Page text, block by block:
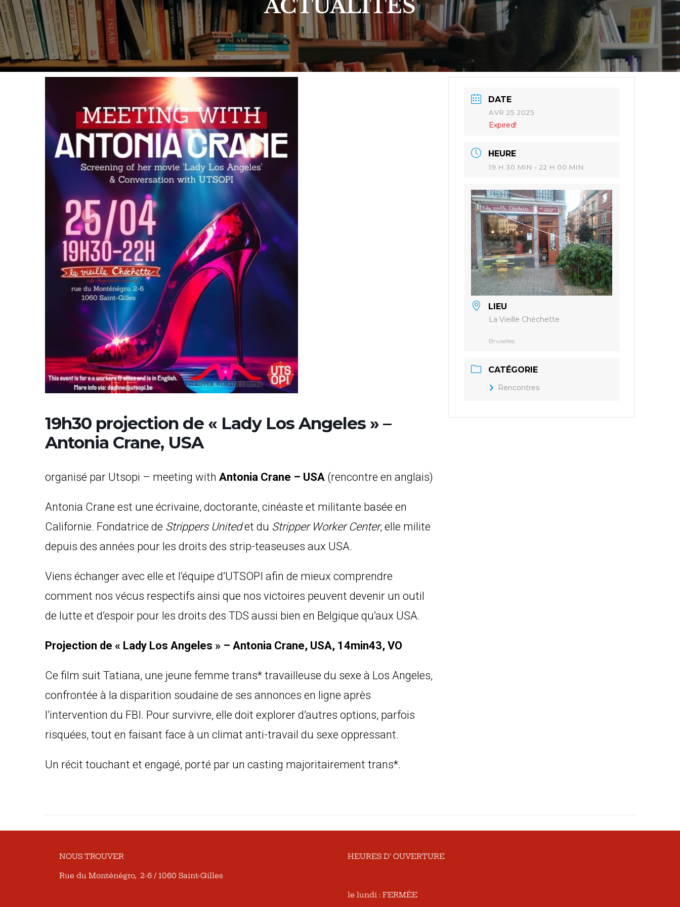
ACTUALITÉS
19h30 projection de « Lady Los Angeles » –
Antonia Crane, USA
organisé par Utsopi – meeting with Antonia Crane – USA (rencontre en anglais)
Antonia Crane est une écrivaine, doctorante, cinéaste et militante basée en
Californie. Fondatrice de Strippers Unitedet du Stripper Worker Center, elle milite
depuis des années pour les droits des strip-teaseuses aux USA.
Viens échanger avec elle et l’équipe d’UTSOPI afin de mieux comprendre
comment nos vécus respectifs ainsi que nos victoires peuvent devenir un outil
de lutte et d’espoir pour les droits des TDS aussi bien en Belgique qu’aux USA.
Projection de « Lady Los Angeles » – Antonia Crane, USA, 14min43, VO
Ce film suit Tatiana, une jeune femme trans* travailleuse du sexe à Los Angeles,
confrontée à la disparition soudaine de ses annonces en ligne après
l’intervention du FBI. Pour survivre, elle doit explorer d’autres options, parfois
risquées, tout en faisant face à un climat anti-travail du sexe oppressant.
Un récit touchant et engagé, porté par un casting majoritairement trans*.
DATE
AVR 25 2025
Expired!
HEURE
19 H 30 MIN - 22 H 00 MIN
LIEU
La Vieille Chéchette
Bruxelles
CATÉGORIE
Rencontres
NOUS TROUVER
Rue du Monténégro, 2-6 / 1060 Saint-Gilles
HEURES D’ OUVERTURE
le lundi : FERMÉE